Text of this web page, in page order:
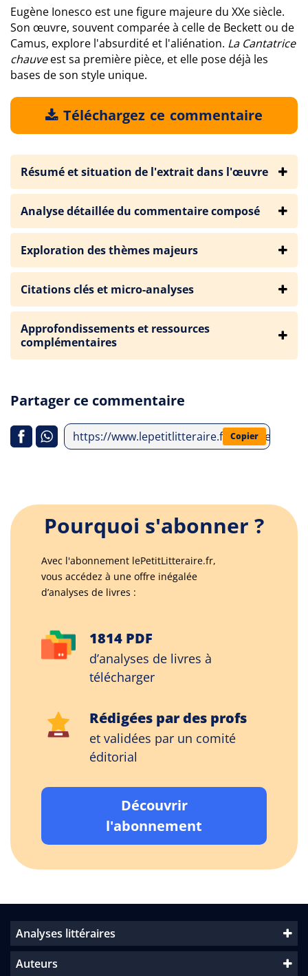
Eugène Ionesco est une figure majeure du XXe siècle.
Son œuvre, souvent comparée à celle de Beckett ou de
Camus, explore l'absurdité et l'aliénation. La Cantatrice
chauveest sa première pièce, et elle pose déjà les
bases de son style unique.
Téléchargez ce commentaire
Résumé et situation de l'extrait dans l'œuvre
Analyse détaillée du commentaire composé
Exploration des thèmes majeurs
Citations clés et micro-analyses
Approfondissements et ressources
complémentaires
Partager ce commentaire
https://www.lepetitlitteraire.fr/analyses-
Copier
Pourquoi s'abonner ?
Avec l'abonnement lePetitLitteraire.fr,
vous accédez à une offre inégalée
d’analyses de livres :
1814 PDF
d’analyses de livres à
télécharger
Rédigées par des profs
et validées par un comité
éditorial
Découvrir
l'abonnement
Analyses littéraires
Auteurs